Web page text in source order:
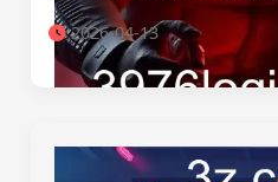
2026-04-13